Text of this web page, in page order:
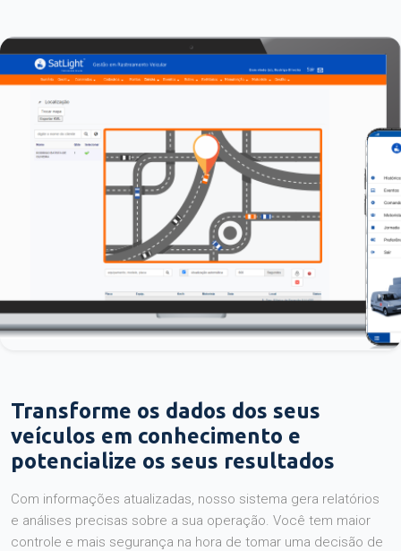
Transforme os dados dos seus
veículos em conhecimento e
potencialize os seus resultados
Com informações atualizadas, nosso sistema gera relatórios
e análises precisas sobre a sua operação. Você tem maior
controle e mais segurança na hora de tomar uma decisão de